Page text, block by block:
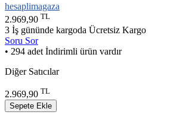
hesaplimagaza
2.969,90 TL
3 İş gününde kargoda Ücretsiz Kargo
Soru Sor
• 294 adet İndirimli ürün vardır
Diğer Satıcılar
2.969,90 TL
Sepete Ekle